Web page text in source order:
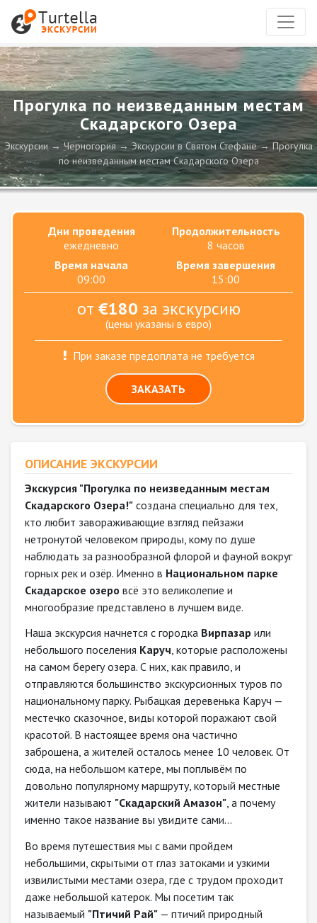
Прогулка по неизведанным местам
Скадарского Озера
Экскурсии Черногория Экскурсии в Святом Стефане
Прогулка
по неизведанным местам Скадарского Озера
Дни проведения
ежедневно
Продолжительность
8 часов
Время начала
09:00
Время завершения
15:00
от €180 за экскурсию
(цены указаны в евро)
При заказе предоплата не требуется
ЗАКАЗАТЬ
ОПИСАНИЕ ЭКСКУРСИИ
Экскурсия "Прогулка по неизведанным местам
Скадарского Озера!" создана специально для тех,
кто любит завораживающие взгляд пейзажи
нетронутой человеком природы, кому по душе
наблюдать за разнообразной флорой и фауной вокруг
горных рек и озёр. Именно в Национальном парке
Скадарское озеро всё это великолепие и
многообразие представлено в лучшем виде.
Наша экскурсия начнется с городка Вирпазар или
небольшого поселения Каруч, которые расположены
на самом берегу озера. С них, как правило, и
отправляются большинство экскурсионных туров по
национальному парку. Рыбацкая деревенька Каруч —
местечко сказочное, виды которой поражают свой
красотой. В настоящее время она частично
заброшена, а жителей осталось менее 10 человек. От
сюда, на небольшом катере, мы поплывём по
довольно популярному маршруту, который местные
жители называют "Скадарский Амазон", а почему
именно такое название вы увидите сами...
Во время путешествия мы с вами пройдем
небольшими, скрытыми от глаз затоками и узкими
извилистыми местами озера, где с трудом проходит
даже небольшой катерок. Мы посетим так
называемый "Птичий Рай" — птичий природный